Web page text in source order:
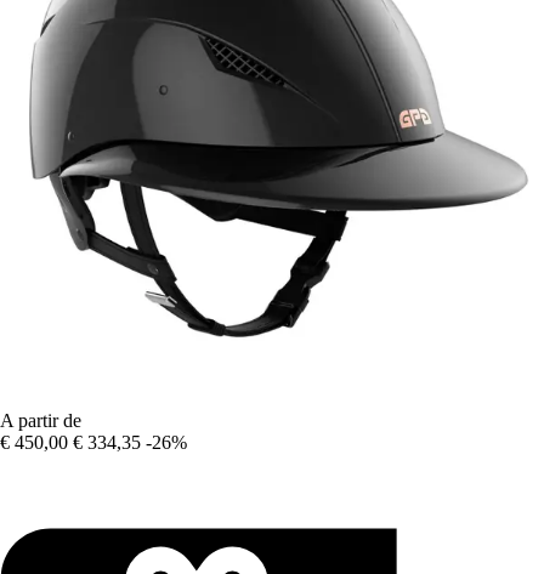
A partir de
€ 450,00 € 334,35 -26%